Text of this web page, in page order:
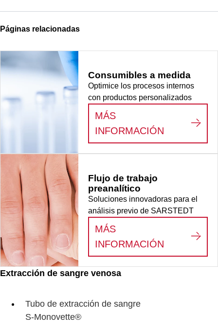
Extracción de sangre venosa
Tubo de extracción de sangre
S-Monovette®
Páginas relacionadas
Consumibles a medida
Optimice los procesos internos
con productos personalizados
MÁS
INFORMACIÓN
Flujo de trabajo
preanalítico
Soluciones innovadoras para el
análisis previo de SARSTEDT
MÁS
INFORMACIÓN
FLUJO